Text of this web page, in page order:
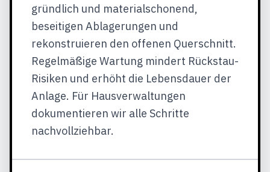
gründlich und materialschonend,
beseitigen Ablagerungen und
rekonstruieren den offenen Querschnitt.
Regelmäßige Wartung mindert Rückstau-
Risiken und erhöht die Lebensdauer der
Anlage. Für Hausverwaltungen
dokumentieren wir alle Schritte
nachvollziehbar.